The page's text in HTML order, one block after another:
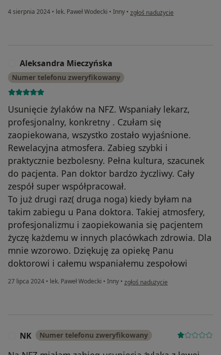
4 sierpnia 2024 • lek. Paweł Wodecki • Inny • w opinii użytkownika Konto
zgłoś nadużycie
Aleksandra Mieczyńska
Numer telefonu zweryfikowany
Usunięcie żylaków na NFZ. Wspaniały lekarz,
profesjonalny, konkretny . Czułam się
zaopiekowana, wszystko zostało wyjaśnione.
Rewelacyjna atmosfera. Zabieg szybki i
praktycznie bezbolesny. Pełna kultura, szacunek
do pacjenta. Pan doktor bardzo życzliwy. Cały
zespół super współpracował.
To już drugi raz( druga noga) kiedy byłam na
takim zabiegu u Pana doktora. Takiej atmosfery,
profesjonalizmu i zaopiekowania się pacjentem
życzę każdemu w innych placówkach zdrowia. Dla
mnie wzorowo. Dziękuję za opiekę Panu
doktorowi i całemu wspaniałemu zespołowi
27 lipca 2024 • lek. Paweł Wodecki • Inny • w opinii użytkownika Aleksandra
zgłoś nadużycie
NK Numer telefonu zweryfikowany